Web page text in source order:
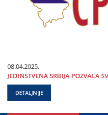
08.04.2025.
ЈEDINSTVENA SRBIЈA POZVALA
DETALJNIJE